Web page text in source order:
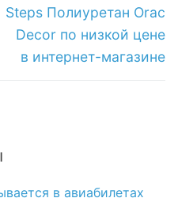
Steps Полиуретан Orac
Decor по низкой цене
в интернет-магазине
в авиабилетах